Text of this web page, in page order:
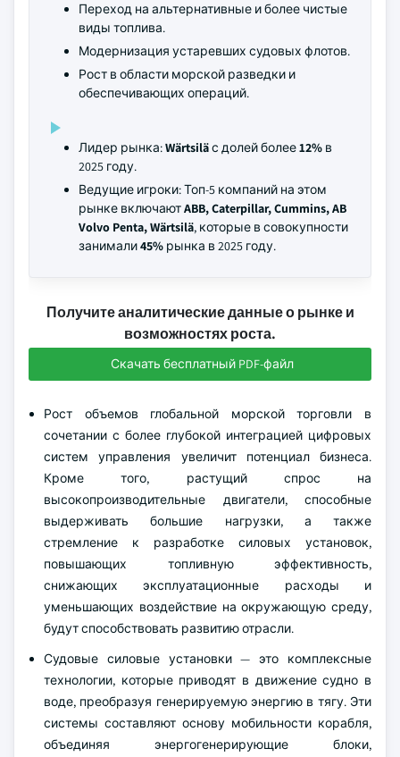
Переход на альтернативные и более чистые
виды топлива.
Модернизация устаревших судовых флотов.
Рост в области морской разведки и
обеспечивающих операций.
Лидер рынка:Wärtsiläс долей более12% в
2025 году.
Ведущие игроки: Топ-5 компаний на этом
рынке включаютABB, Caterpillar, Cummins, AB
Volvo Penta, Wärtsilä, которые в совокупности
занимали45% рынка в 2025 году.
Получите аналитические данные о рынке и
возможностях роста.
Скачать бесплатный PDF-файл
Рост объемов глобальной морской торговли в
сочетании с более глубокой интеграцией цифровых
систем управления увеличит потенциал бизнеса.
Кроме того, растущий спрос на
высокопроизводительные двигатели, способные
выдерживать большие нагрузки, а также
стремление к разработке силовых установок,
повышающих топливную эффективность,
снижающих эксплуатационные расходы и
уменьшающих воздействие на окружающую среду,
будут способствовать развитию отрасли.
Судовые силовые установки — это комплексные
технологии, которые приводят в движение судно в
воде, преобразуя генерируемую энергию в тягу. Эти
системы составляют основу мобильности корабля,
объединяя энергогенерирующие блоки,